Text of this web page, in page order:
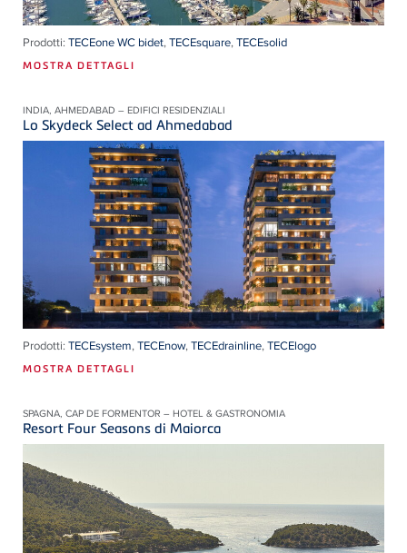
Prodotti: TECEone WC bidet,TECEsquare,TECEsolid
MOSTRA DETTAGLI
INDIA, AHMEDABAD – EDIFICI RESIDENZIALI
Lo Skydeck Select ad Ahmedabad
Prodotti: TECEsystem,TECEnow,TECEdrainline,TECElogo
MOSTRA DETTAGLI
SPAGNA, CAP DE FORMENTOR – HOTEL & GASTRONOMIA
Resort Four Seasons di Maiorca